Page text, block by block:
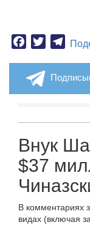
Facebook
Twitter
Внук
$37
В комментариях
видах (включая